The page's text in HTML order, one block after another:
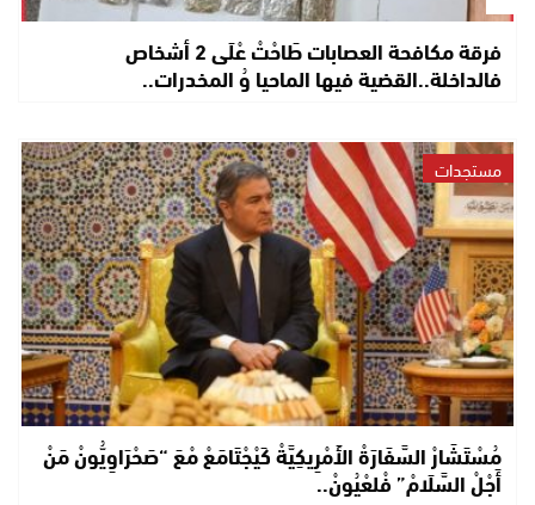
فرقة مكافحة العصابات طَاحْتْ عْلَى 2 أشخاص
فالداخلة..القضية فيها الماحيا وُ المخدرات..
مستجدات
مُسْتَشَارْ السَّفَارَةْ الأَمْرِيكِيَّةْ كَيْجْتَامَعْ مْعَ “صَحْرَاوِيُّونْ مَنْ
أَجْلْ السَّلَامْ” فْلعْيُونْ..